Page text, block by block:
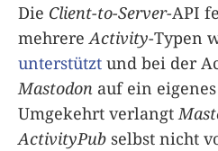
Die Client-to-Server-API
mehrere Activity-Typen
unterstützt und bei der
Mastodon auf ein
Umgekehrt verlangt
ActivityPub selbst nicht